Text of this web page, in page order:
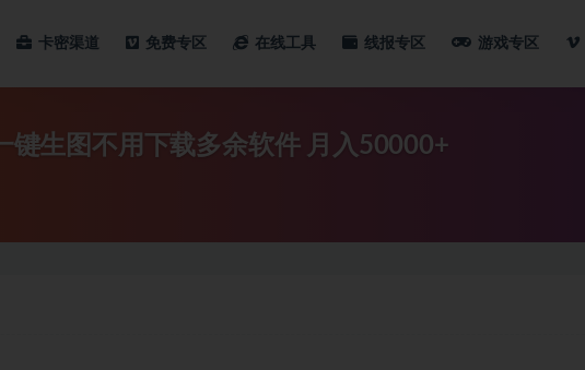
卡密渠道 免费专区 在线工具 线报专区 游戏专区
键生图不用下载多余软件 月入50000+